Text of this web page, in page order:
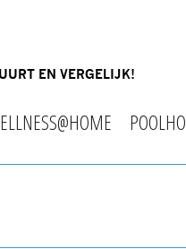
EN VERGELIJK!